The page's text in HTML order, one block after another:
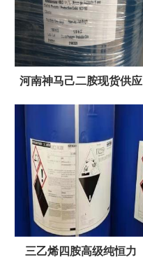
河南神马己二胺现货供应
三乙烯四胺高级纯恒力